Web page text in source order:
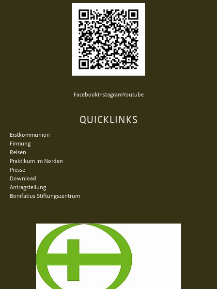
FacebookInstagramYoutube
QUICKLINKS
Erstkommunion
Firmung
Reisen
Praktikum im Norden
Presse
Download
Antragstellung
Bonifatius Stiftungszentrum